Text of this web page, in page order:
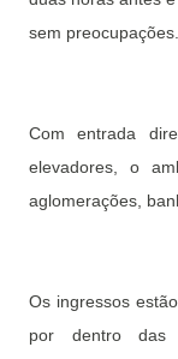
sem preocupações.
Com entrada
elevadores, o
aglomerações,
Os ingressos
por dentro das